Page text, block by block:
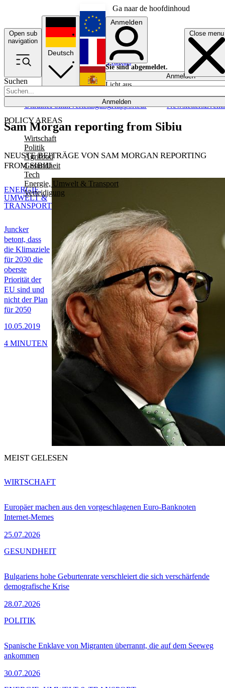
Ga naar de hoofdinhoud
Open sub
navigation
Close menu
Suchen
Anmelden
POLICY AREAS
Wirtschaft
Politik
Agrifood
Gesundheit
Tech
Energie, Umwelt & Transport
Verteidigung
UkrainePolitikVerteidigungRapporteur NewslettersEvents
Deutsch
English
Français
Anmelden
Sie sind abgemeldet.
Anmelden
Licht aus
Sam Morgan reporting from Sibiu
NEUSTE BEITRÄGE VON SAM MORGAN REPORTING
FROM SIBIU
Juncker
betont, dass
die Klimaziele
für 2030 die
oberste
Priorität der
EU sind und
nicht der Plan
für 2050
10.05.2019
ENERGIE,
UMWELT &
TRANSPORT
4 MINUTEN
MEIST GELESEN
Europäer machen aus den vorgeschlagenen Euro-Banknoten
Internet-Memes
25.07.2026
WIRTSCHAFT
Bulgariens hohe Geburtenrate verschleiert die sich verschärfende
demografische Krise
28.07.2026
GESUNDHEIT
Spanische Enklave von Migranten überrannt, die auf dem Seeweg
ankommen
30.07.2026
POLITIK